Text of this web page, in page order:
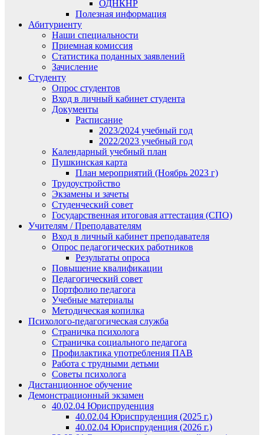
ОДНКНР
Полезная информация
Абитуриенту
Наши специальности
Приемная комиссия
Статистика поданных заявлений
Зачисление
Студенту
Опрос студентов
Вход в личный кабинет студента
Документы
Расписание
2023/2024 учебный год
2022/2023 учебный год
Календарный учебный план
Пушкинская карта
План мероприятий (Ноябрь 2023 г)
Трудоустройство
Экзамены и зачеты
Студенческий совет
Государственная итоговая аттестация (СПО)
Учителям / Преподавателям
Вход в личный кабинет преподавателя
Опрос педагогических работников
Результаты опроса
Повышение квалификации
Педагогический совет
Портфолио педагога
Учебные материалы
Методическая копилка
Психолого-педагогическая служба
Страничка психолога
Страничка социального педагога
Профилактика употребления ПАВ
Работа с трудными детьми
Советы психолога
Дистанционное обучение
Демонстрационный экзамен
40.02.04 Юриспруденция
40.02.04 Юриспруденция (2025 г.)
40.02.04 Юриспруденция (2026 г.)